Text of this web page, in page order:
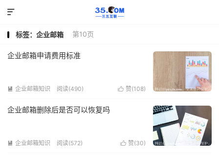

标签：企业邮箱 第10页
企业邮箱申请费用标准
 企业邮箱知识 阅读(490)  赞(108)
企业邮箱删除后是否可以恢复吗
 企业邮箱知识 阅读(572)  赞(30)